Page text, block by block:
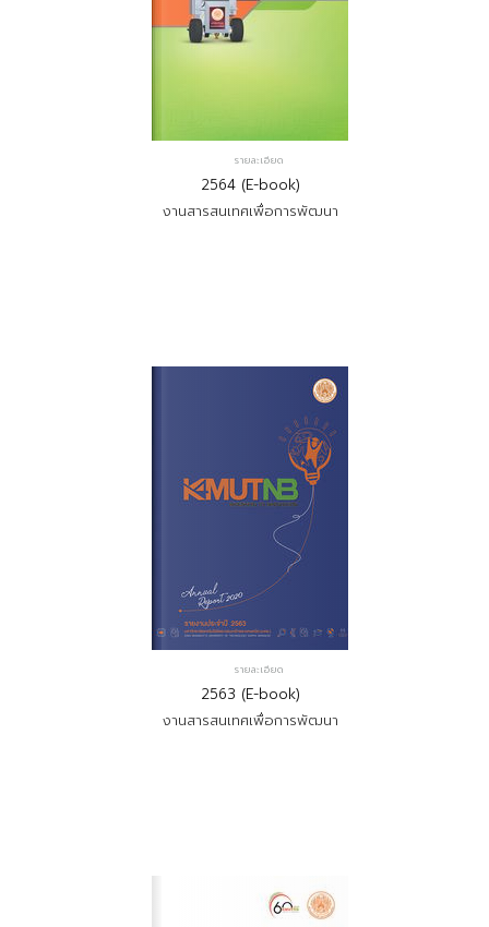
รายละเอียด
2564 (E-book)
งานสารสนเทศเพื่อการพัฒนา
รายละเอียด
2563 (E-book)
งานสารสนเทศเพื่อการพัฒนา